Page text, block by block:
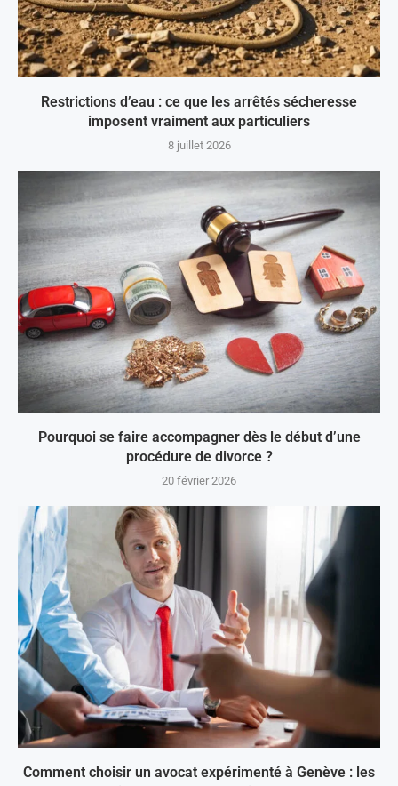
Restrictions d’eau : ce que les arrêtés sécheresse
imposent vraiment aux particuliers
8 juillet 2026
Pourquoi se faire accompagner dès le début d’une
procédure de divorce ?
20 février 2026
Comment choisir un avocat expérimenté à Genève : les